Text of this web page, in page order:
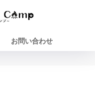
お問い合わせ